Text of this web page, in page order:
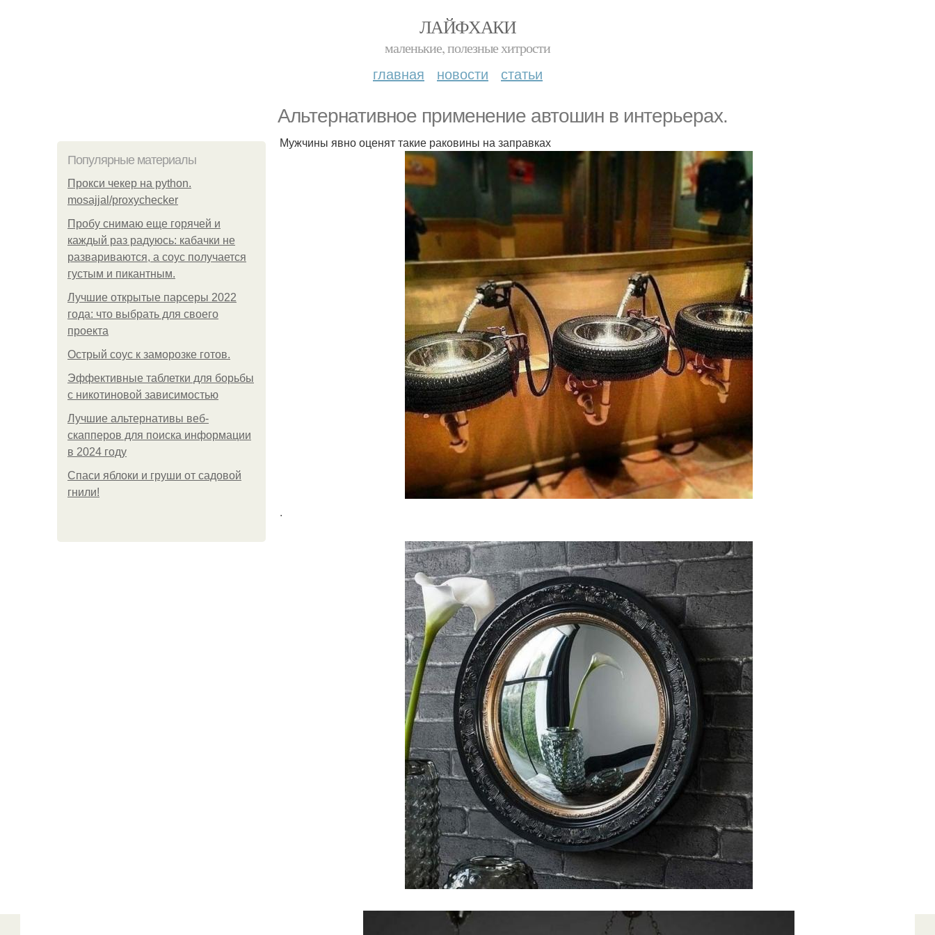
ЛАЙФХАКИ
маленькие, полезные хитрости
главная новости статьи
Альтернативное применение автошин в интерьерах.
Популярные материалы
Прокси чекер на python.
mosajjal/proxychecker
Пробу снимаю еще горячей и
каждый раз радуюсь: кабачки не
развариваются, а соус получается
густым и пикантным.
Лучшие открытые парсеры 2022
года: что выбрать для своего
проекта
Острый соус к заморозке готов.
Эффективные таблетки для борьбы
с никотиновой зависимостью
Лучшие альтернативы веб-
скапперов для поиска информации
в 2024 году
Спаси яблоки и груши от садовой
гнили!
Мужчины явно оценят такие раковины на заправках
.